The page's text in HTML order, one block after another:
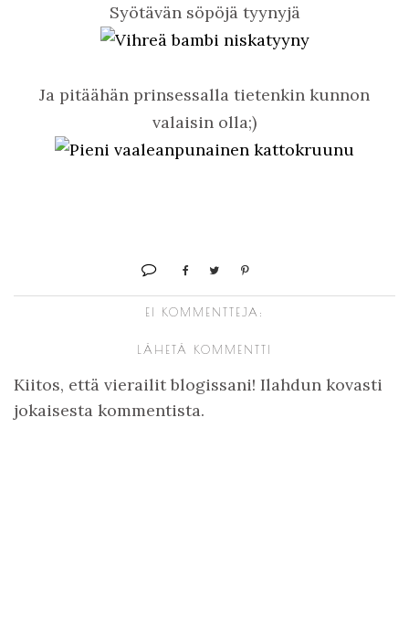
Syötävän söpöjä tyynyjä
Ja pitäähän prinsessalla tietenkin kunnon
valaisin olla;)
EI KOMMENTTEJA:
LÄHETÄ KOMMENTTI
Kiitos, että vierailit blogissani! Ilahdun kovasti
jokaisesta kommentista.